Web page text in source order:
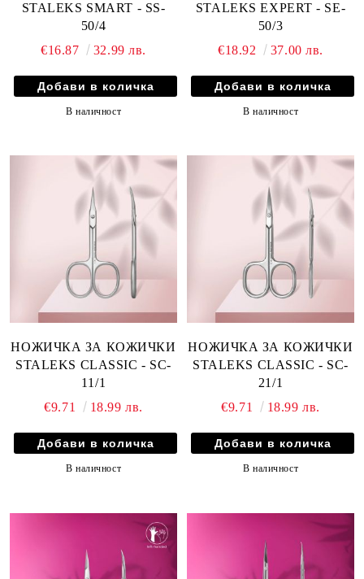
STALEKS SMART - SS-
50/4
€16.87
32.99 лв.
В наличност
STALEKS EXPERT - SE-
50/3
€18.92
37.00 лв.
В наличност
НОЖИЧКА ЗА КОЖИЧКИ
STALEKS CLASSIC - SC-
11/1
€9.71
18.99 лв.
В наличност
НОЖИЧКА ЗА КОЖИЧКИ
STALEKS CLASSIC - SC-
21/1
€9.71
18.99 лв.
В наличност